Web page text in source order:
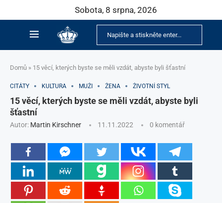
Sobota, 8 srpna, 2026
Domů » 15 věcí, kterých byste se měli vzdát, abyste byli šťastní
CITÁTY KULTURA MUŽI ŽENA ŽIVOTNÍ STYL
15 věcí, kterých byste se měli vzdát, abyste byli
šťastní
Autor: Martin Kirschner 11.11.2022 0 komentář